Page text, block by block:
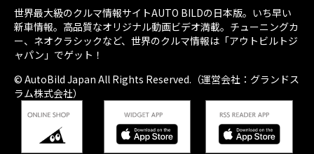
世界最大級のクルマ情報サイトAUTO BILDの日本版。いち早い
新車情報。高品質なオリジナル動画ビデオ満載。チューニングカ
ー、ネオクラシックなど、世界のクルマ情報は「アウトビルトジ
ャパン」でゲット！
© AutoBild Japan All Rights Reserved.（運営会社：グランドス
ラム株式会社）